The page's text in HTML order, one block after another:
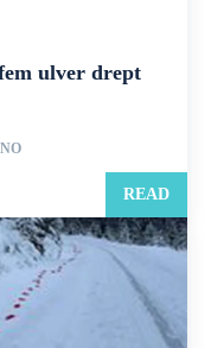
ulver drept
READ